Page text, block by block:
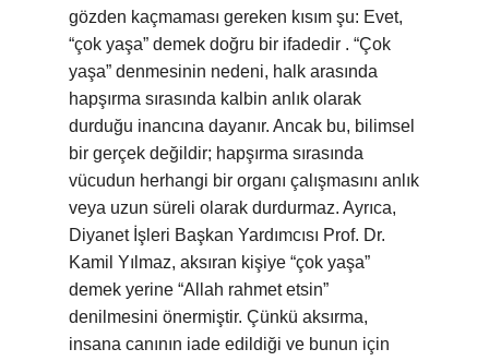
gözden kaçmaması gereken kısım şu: Evet,
“çok yaşa” demek doğru bir ifadedir . “Çok
yaşa” denmesinin nedeni, halk arasında
hapşırma sırasında kalbin anlık olarak
durduğu inancına dayanır. Ancak bu, bilimsel
bir gerçek değildir; hapşırma sırasında
vücudun herhangi bir organı çalışmasını anlık
veya uzun süreli olarak durdurmaz. Ayrıca,
Diyanet İşleri Başkan Yardımcısı Prof. Dr.
Kamil Yılmaz, aksıran kişiye “çok yaşa”
demek yerine “Allah rahmet etsin”
denilmesini önermiştir. Çünkü aksırma,
insana canının iade edildiği ve bunun için